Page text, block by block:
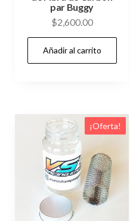
par Buggy
$2,600.00
Añadir al carrito
¡Oferta!